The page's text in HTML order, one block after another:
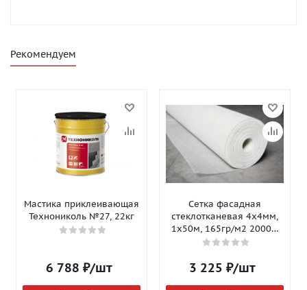
Рекомендуем
Мастика приклеивающая
Технониколь №27, 22кг
6 788 ₽/шт
Сетка фасадная
стеклотканевая 4х4мм,
1х50м, 165гр/м2 2000Н
Isomax-165
3 225 ₽/шт